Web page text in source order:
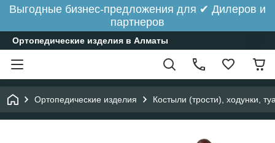
Выгодные бизнес-предложения для ✔ Дилеров и
партнеров
Ортопедические изделия в Алматы
Ортопедические изделия Костыли (трости), ходунки,